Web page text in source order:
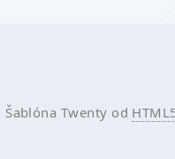
Šablóna Twenty od